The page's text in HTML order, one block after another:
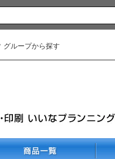
グループから探す